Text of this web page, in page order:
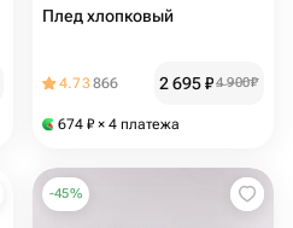
Плед хлопковый
4.73866 2 695₽4 900₽
674 ₽ × 4 платежа
-45%